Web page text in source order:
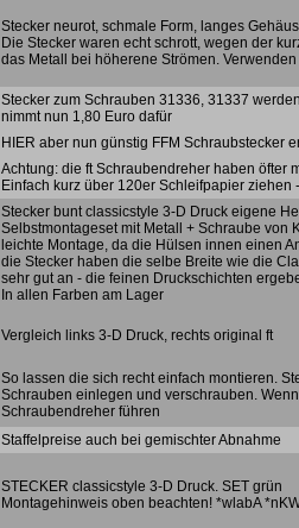
Stecker neurot, schmale Form, langes
Die Stecker waren echt schrott, wegen der
das Metall bei höherene Strömen.
Stecker zum Schrauben 31336, 31337
nimmt nun 1,80 Euro dafür
HIER aber nun günstig FFM Schraubstecker
Achtung: die ft Schraubendreher haben öfter
Einfach kurz über 120er Schleifpapier ziehen
Stecker bunt classicstyle 3-D Druck eigene
Selbstmontageset mit Metall + Schraube von
leichte Montage, da die Hülsen innen einen
die Stecker haben die selbe Breite wie die
sehr gut an - die feinen Druckschichten
In allen Farben am Lager
Vergleich links 3-D Druck, rechts original ft
So lassen die sich recht einfach montieren.
Schrauben einlegen und verschrauben.
Schraubendreher führen
Staffelpreise auch bei gemischter Abnahme
STECKER classicstyle 3-D Druck. SET grün
Montagehinweis oben beachten! *wlabA